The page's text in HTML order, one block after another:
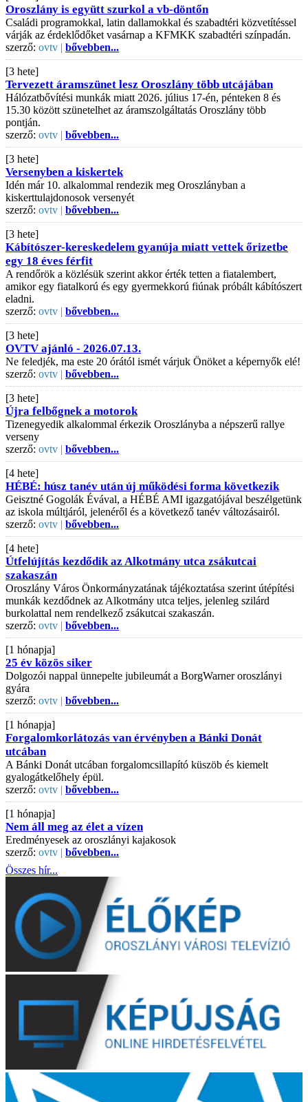
Oroszlány is együtt szurkol a vb-döntőn
Családi programokkal, latin dallamokkal és szabadtéri közvetítéssel
várják az érdeklődőket vasárnap a KFMKK szabadtéri színpadán.
szerző: ovtv | bővebben...
[3 hete]
Tervezett áramszünet lesz Oroszlány több utcájában
Hálózatbővítési munkák miatt 2026. július 17-én, pénteken 8 és
15.30 között szünetelhet az áramszolgáltatás Oroszlány több
pontján.
szerző: ovtv | bővebben...
[3 hete]
Versenyben a kiskertek
Idén már 10. alkalommal rendezik meg Oroszlányban a
kiskerttulajdonosok versenyét
szerző: ovtv | bővebben...
[3 hete]
Kábítószer-kereskedelem gyanúja miatt vettek őrizetbe
egy 18 éves férfit
A rendőrök a közlésük szerint akkor érték tetten a fiatalembert,
amikor egy fiatalkorú és egy gyermekkorú fiúnak próbált kábítószert
eladni.
szerző: ovtv | bővebben...
[3 hete]
OVTV ajánló - 2026.07.13.
Ne feledjék, ma este 20 órától ismét várjuk Önöket a képernyők elé!
szerző: ovtv | bővebben...
[3 hete]
Újra felbőgnek a motorok
Tizenegyedik alkalommal érkezik Oroszlányba a népszerű rallye
verseny
szerző: ovtv | bővebben...
[4 hete]
HÉBÉ: húsz tanév után új működési forma következik
Geisztné Gogolák Évával, a HÉBÉ AMI igazgatójával beszélgetünk
az iskola múltjáról, jelenéről és a következő tanév változásairól.
szerző: ovtv | bővebben...
[4 hete]
Útfelújítás kezdődik az Alkotmány utca zsákutcai
szakaszán
Oroszlány Város Önkormányzatának tájékoztatása szerint útépítési
munkák kezdődnek az Alkotmány utca teljes, jelenleg szilárd
burkolattal nem rendelkező zsákutcai szakaszán.
szerző: ovtv | bővebben...
[1 hónapja]
25 év közös siker
Dolgozói nappal ünnepelte jubileumát a BorgWarner oroszlányi
gyára
szerző: ovtv | bővebben...
[1 hónapja]
Forgalomkorlátozás van érvényben a Bánki Donát
utcában
A Bánki Donát utcában forgalomcsillapító küszöb és kiemelt
gyalogátkelőhely épül.
szerző: ovtv | bővebben...
[1 hónapja]
Nem áll meg az élet a vízen
Eredményesek az oroszlányi kajakosok
szerző: ovtv | bővebben...
Összes hír...